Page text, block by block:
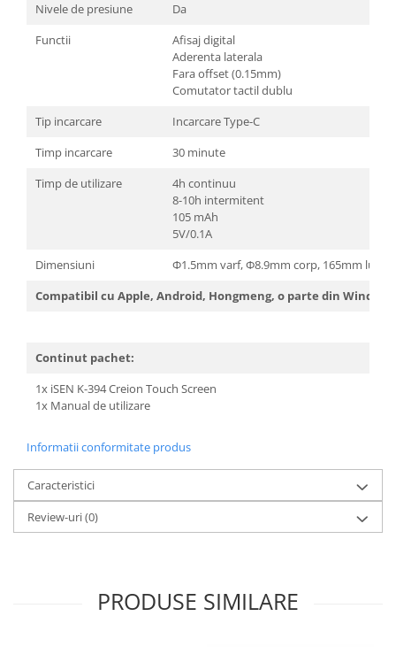
Nivele de presiune
Da
Functii
Afisaj digital
Aderenta laterala
Fara offset (0.15mm)
Comutator tactil dublu
Tip incarcare
Incarcare Type-C
Timp incarcare
30 minute
Timp de utilizare
4h continuu
8-10h intermitent
105 mAh
5V/0.1A
Dimensiuni
Φ1.5mm varf, Φ8.9mm corp, 165mm
Compatibil cu Apple, Android, Hongmeng, o parte din Windows
Continut pachet:
1x iSEN K-394 Creion Touch Screen
1x Manual de utilizare
Informatii conformitate produs
Caracteristici
Review-uri(0)
PRODUSE SIMILARE